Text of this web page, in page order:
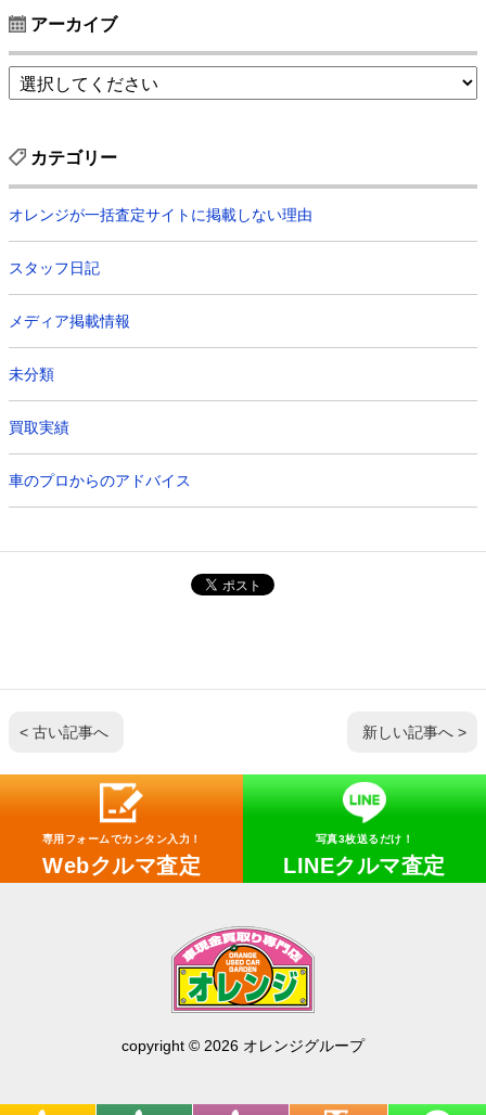
アーカイブ
カテゴリー
オレンジが一括査定サイトに掲載しない理由
スタッフ日記
メディア掲載情報
未分類
買取実績
車のプロからのアドバイス
< 古い記事へ 新しい記事へ >
専用フォームでカンタン入力！
Webクルマ査定
写真3枚送るだけ！
LINEクルマ査定
copyright © 2026 オレンジグループ